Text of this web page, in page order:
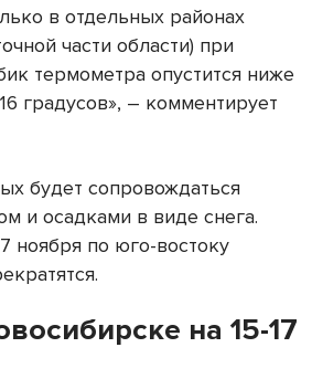
в отдельных районах
части области) при
термометра опустится ниже
градусов», – комментирует
будет сопровождаться
и осадками в виде снега.
ноября по юго-востоку
на 15-17